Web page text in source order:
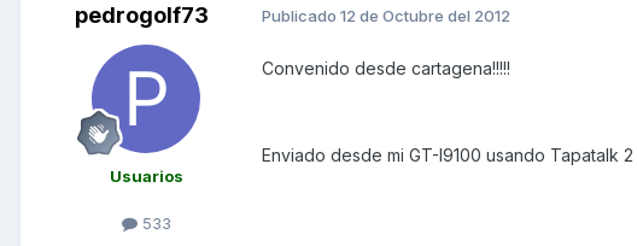
pedrogolf73
Usuarios
533
Publicado 12 de Octubre del 2012
Convenido desde cartagena!!!!!
Enviado desde mi GT-I9100 usando Tapatalk 2